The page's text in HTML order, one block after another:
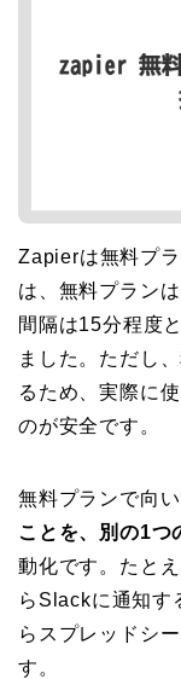
Zapierは無料プ
は、無料プラン
間隔は15分程度
ました。ただし
るため、実際に
のが安全です。
無料プランで向い
ことを、別の1つ
動化です。たと
らSlackに通知す
らスプレッドシ
す。